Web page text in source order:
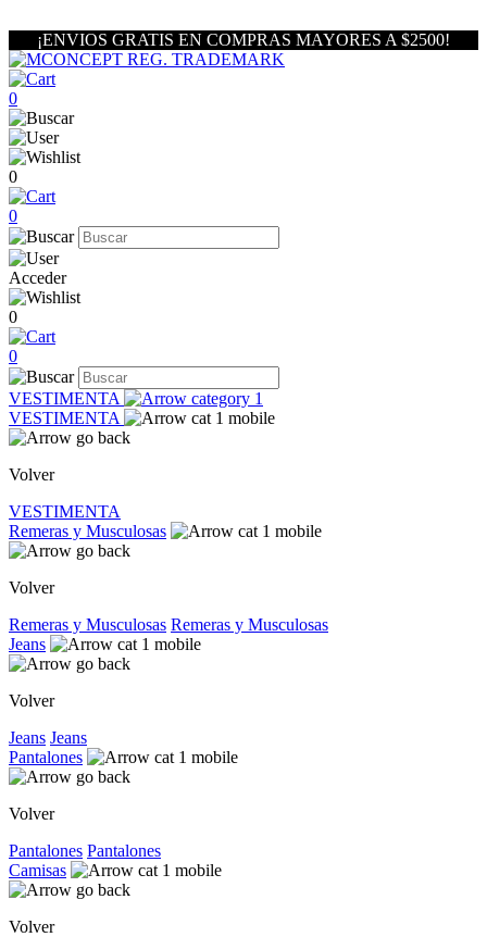
¡ENVIOS GRATIS EN COMPRAS MAYORES A $2500!
0
0
0
Acceder
0
0
VESTIMENTA
VESTIMENTA
Volver
VESTIMENTA
Remeras y Musculosas
Volver
Remeras y Musculosas Remeras y Musculosas
Jeans
Volver
Jeans Jeans
Pantalones
Volver
Pantalones Pantalones
Camisas
Volver